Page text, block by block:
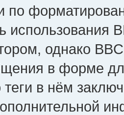
по
использования
однако
в форме
в нём